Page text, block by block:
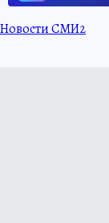
Новости СМИ2